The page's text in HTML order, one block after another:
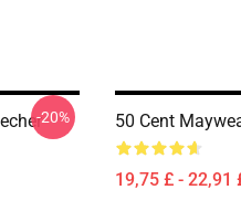
-20% 50 Cent
19,75 £ - 22,91